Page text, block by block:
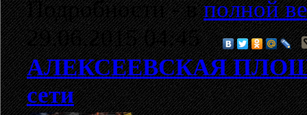
Подробности - вполной
29.06.2015 04:45
АЛЕКСЕЕВСКАЯ
сети